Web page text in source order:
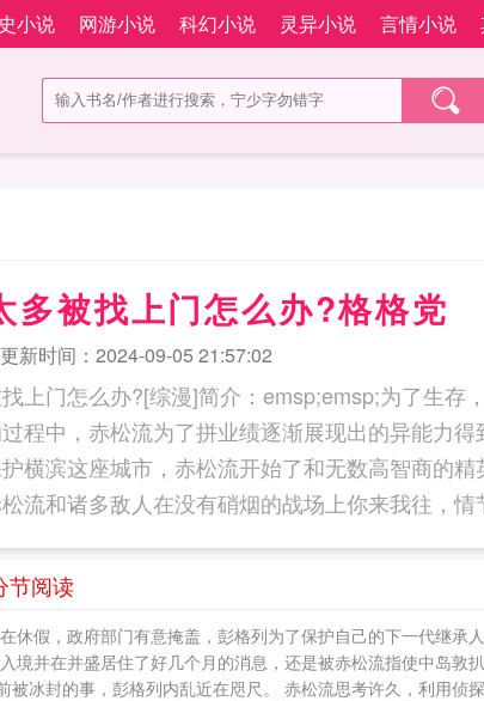
小说 网游小说 科幻小说 灵异小说 言情小说
多被找上门怎么办?格格党
更新时间：2024-09-05 21:57:02
上门怎么办?[综漫]简介：emsp;emsp;为了生存
程中，赤松流为了拼业绩逐渐展现出的异能力
横滨这座城市，赤松流开始了和无数高智商的
流和诸多敌人在没有硝烟的战场上你来我往，
节阅读
休假，政府部门有意掩盖，彭格列为了保护自己的下一代继
境并在并盛居住了好几个月的消息，还是被赤松流指使中岛
被冰封的事，彭格列内乱近在咫尺。 赤松流思考许久，利用